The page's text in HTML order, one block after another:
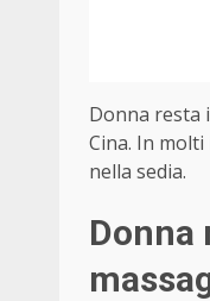
Donna resta
Cina. In
nella sedia.
Donna